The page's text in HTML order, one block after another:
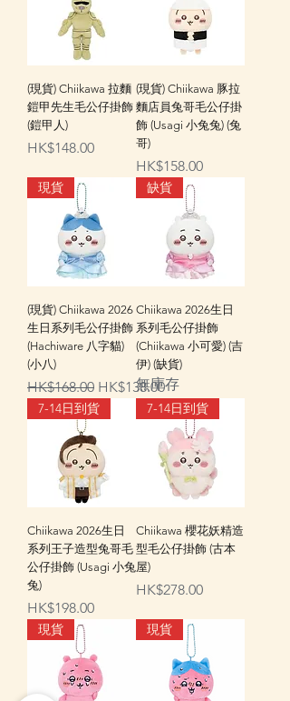
(現貨) Chiikawa 拉麵
鎧甲先生毛公仔掛飾
(鎧甲人)
價格
HK$148.00
(現貨) Chiikawa 豚拉
麵店員兔哥毛公仔掛
飾 (Usagi 小兔兔) (兔
哥)
價格
HK$158.00
現貨
(現貨) Chiikawa 2026
生日系列毛公仔掛飾
(Hachiware 八字貓)
(小八)
一般價格
HK$168.00 促銷價格
HK$138.00
缺貨
Chiikawa 2026生日
系列毛公仔掛飾
(Chiikawa 小可愛) (吉
伊) (缺貨)
無庫存
7-14日到貨
Chiikawa 2026生日
系列王子造型兔哥毛
公仔掛飾 (Usagi 小兔
兔)
價格
HK$198.00
7-14日到貨
Chiikawa 櫻花妖精造
型毛公仔掛飾 (古本
屋)
價格
HK$278.00
現貨 現貨